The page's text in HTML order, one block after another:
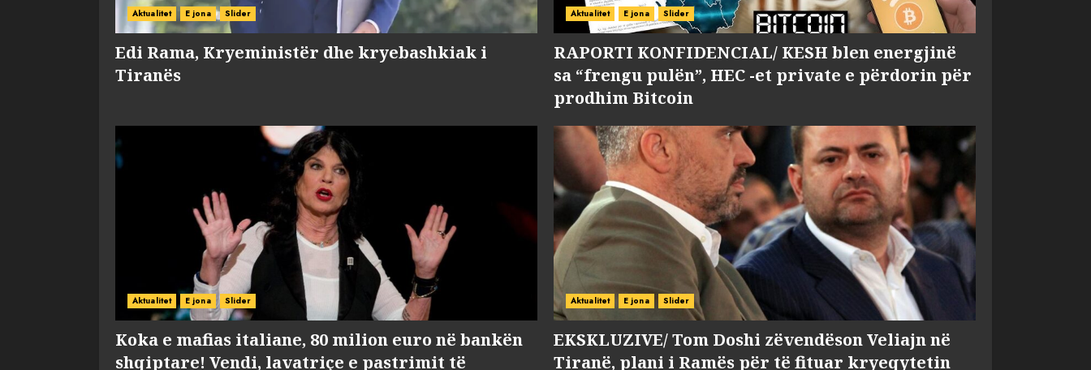
Aktualitet E jona Slider
Edi Rama, Kryeministër dhe kryebashkiak i
Tiranës
Aktualitet E jona Slider
RAPORTI KONFIDENCIAL/ KESH blen energjinë
sa “frengu pulën”, HEC -et private e përdorin për
prodhim Bitcoin
Aktualitet E jona Slider
Koka e mafias italiane, 80 milion euro në bankën
shqiptare! Vendi, lavatriçe e pastrimit të
Aktualitet E jona Slider
EKSKLUZIVE/ Tom Doshi zëvendëson Veliajn në
Tiranë, plani i Ramës për të fituar kryeqytetin